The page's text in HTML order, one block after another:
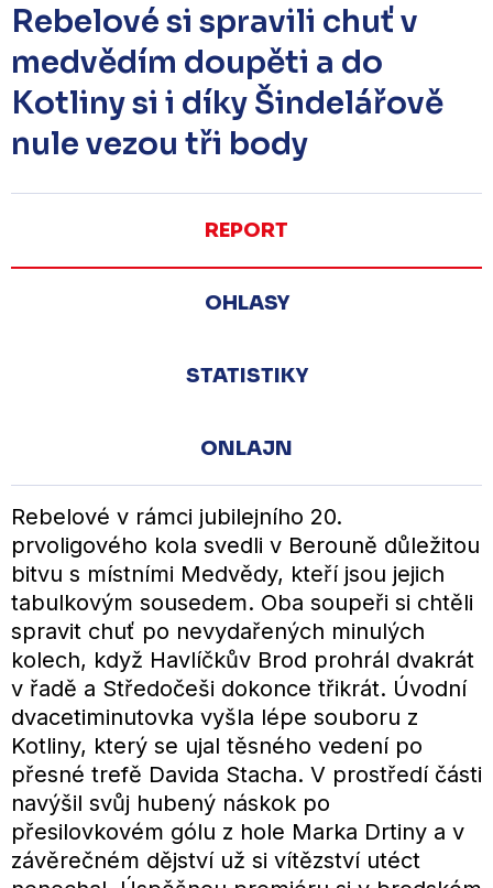
Rebelové si spravili chuť v
medvědím doupěti a do
Kotliny si i díky Šindelářově
nule vezou tři body
REPORT
OHLASY
STATISTIKY
ONLAJN
Rebelové v rámci jubilejního 20.
prvoligového kola svedli v Berouně důležitou
bitvu s místními Medvědy, kteří jsou jejich
tabulkovým sousedem. Oba soupeři si chtěli
spravit chuť po nevydařených minulých
kolech, když Havlíčkův Brod prohrál dvakrát
v řadě a Středočeši dokonce třikrát. Úvodní
dvacetiminutovka vyšla lépe souboru z
Kotliny, který se ujal těsného vedení po
přesné trefě Davida Stacha. V prostředí části
navýšil svůj hubený náskok po
přesilovkovém gólu z hole Marka Drtiny a v
závěrečném dějství už si vítězství utéct